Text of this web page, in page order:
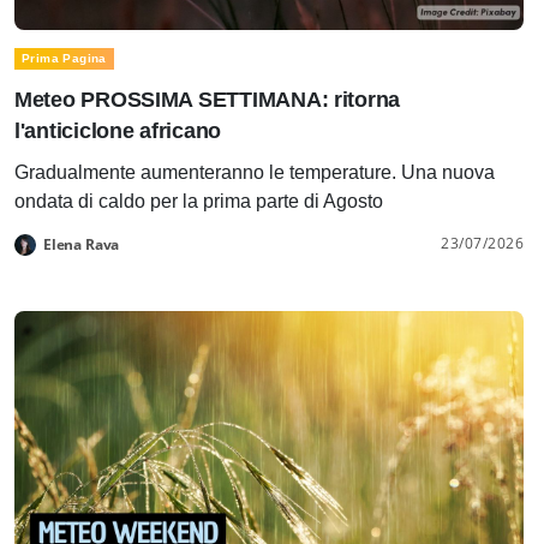
Prima Pagina
Meteo PROSSIMA SETTIMANA: ritorna
l'anticiclone africano
Gradualmente aumenteranno le temperature. Una nuova
ondata di caldo per la prima parte di Agosto
Elena Rava 23/07/2026